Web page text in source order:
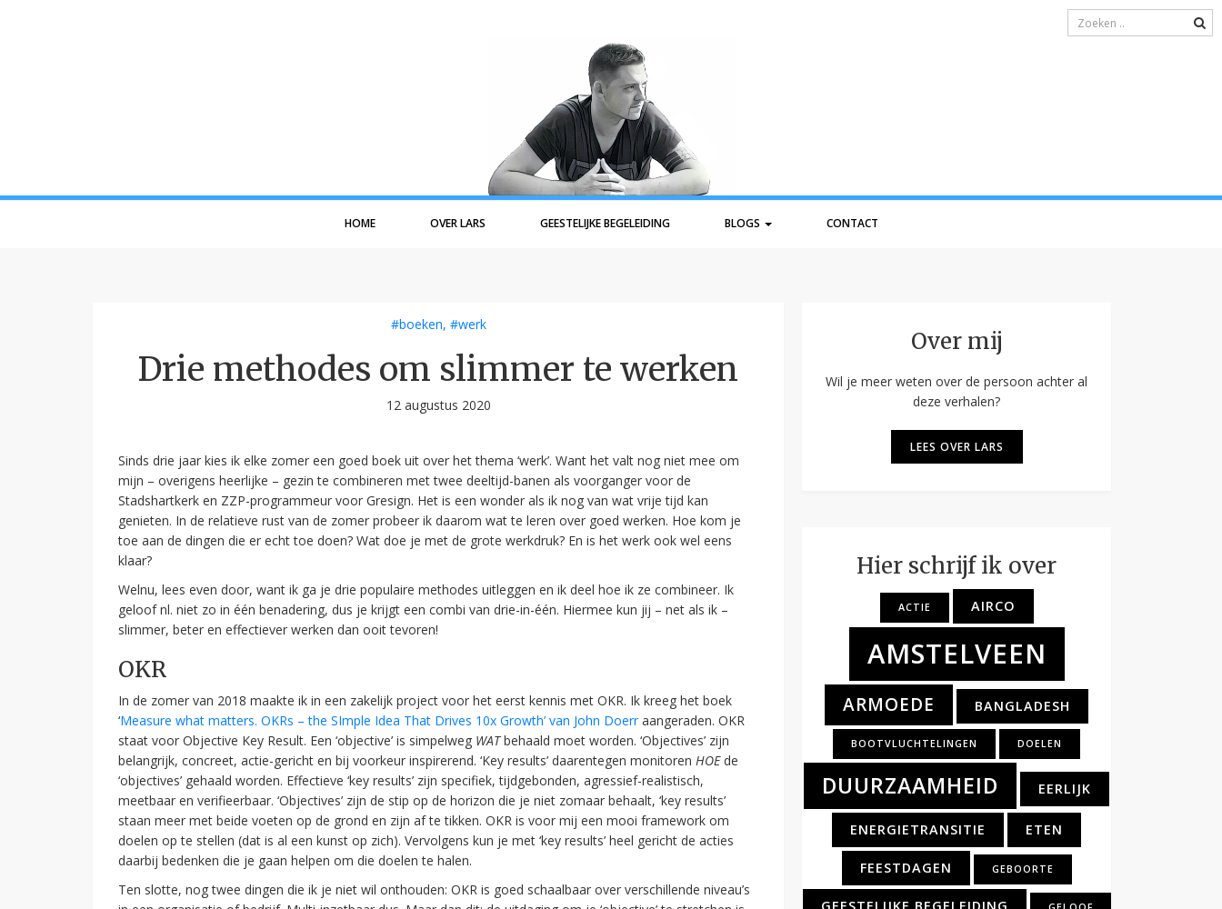
HOME OVER LARS GEESTELIJKE BEGELEIDING BLOGS CONTACT
#boeken, #werk
Drie methodes om slimmer te werken
12 augustus 2020
Sinds drie jaar kies ik elke zomer een goed boek uit over het thema ‘werk’. Want het valt nog niet mee om
mijn – overigens heerlijke – gezin te combineren met twee deeltijd-banen als voorganger voor de
Stadshartkerk en ZZP-programmeur voor Gresign. Het is een wonder als ik nog van wat vrije tijd kan
genieten. In de relatieve rust van de zomer probeer ik daarom wat te leren over goed werken. Hoe kom je
toe aan de dingen die er echt toe doen? Wat doe je met de grote werkdruk? En is het werk ook wel eens
klaar?
Welnu, lees even door, want ik ga je drie populaire methodes uitleggen en ik deel hoe ik ze combineer. Ik
geloof nl. niet zo in één benadering, dus je krijgt een combi van drie-in-één. Hiermee kun jij – net als ik –
slimmer, beter en effectiever werken dan ooit tevoren!
OKR
In de zomer van 2018 maakte ik in een zakelijk project voor het eerst kennis met OKR. Ik kreeg het boek
‘Measure what matters. OKRs – the SImple Idea That Drives 10x Growth’ van John Doerraangeraden. OKR
staat voor Objective Key Result. Een ‘objective’ is simpelweg WATbehaald moet worden. ‘Objectives’ zijn
belangrijk, concreet, actie-gericht en bij voorkeur inspirerend. ‘Key results’ daarentegen monitoren HOEde
‘objectives’ gehaald worden. Effectieve ‘key results’ zijn specifiek, tijdgebonden, agressief-realistisch,
meetbaar en verifieerbaar. ‘Objectives’ zijn de stip op de horizon die je niet zomaar behaalt, ‘key results’
staan meer met beide voeten op de grond en zijn af te tikken. OKR is voor mij een mooi framework om
doelen op te stellen (dat is al een kunst op zich). Vervolgens kun je met ‘key results’ heel gericht de acties
daarbij bedenken die je gaan helpen om die doelen te halen.
Ten slotte, nog twee dingen die ik je niet wil onthouden: OKR is goed schaalbaar over verschillende niveau’s
Over mij
Wil je meer weten over de persoon achter al
deze verhalen?
LEES OVER LARS
Hier schrijf ik over
ACTIE AIRCO
AMSTELVEEN
ARMOEDE BANGLADESH
BOOTVLUCHTELINGEN DOELEN
DUURZAAMHEID EERLIJK
ENERGIETRANSITIE ETEN
FEESTDAGEN GEBOORTE